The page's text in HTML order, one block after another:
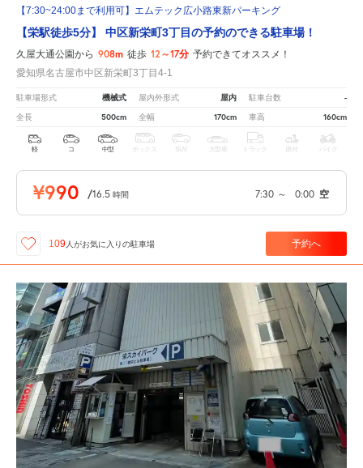
【7:30~24:00まで利用可】エムテック広小路東新パーキング
【栄駅徒歩5分】 中区新栄町3丁目の予約のできる駐車場！
久屋大通公園から 908m 徒歩 12～17分 予約できてオススメ！
愛知県名古屋市中区新栄町3丁目4-1
駐車場形式 機械式 屋内外形式 屋内 駐車台数 -
全長 500cm 全幅 170cm 車高 160cm
軽 コ 中型 ボックス SUV 大型車 トラック 原付 バイク
¥990 /16.5 時間 7:30 ～ 0:00 空
109 人がお気に入りの駐車場 予約へ